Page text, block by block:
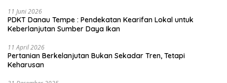
11 Juni 2026
PDKT Danau Tempe : Pendekatan Kearifan Lokal untuk
Keberlanjutan Sumber Daya Ikan
11 April 2026
Pertanian Berkelanjutan Bukan Sekadar Tren, Tetapi
Keharusan